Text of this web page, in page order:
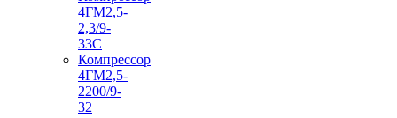
4ГМ2,5-
2,3/9-
33С
Компрессор
4ГМ2,5-
2200/9-
32